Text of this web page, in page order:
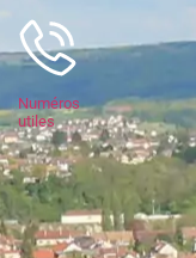
Numéros
utiles